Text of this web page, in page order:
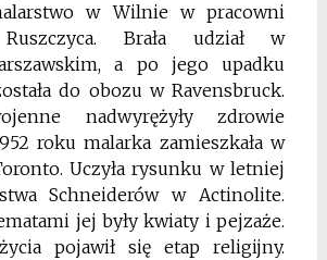
w Wilnie w pracowni
Ruszczyca. Brała udział w
a po jego upadku
do obozu w Ravensbruck.
nadwyrężyły zdrowie
roku malarka zamieszkała w
Uczyła rysunku w letniej
Schneiderów w Actinolite.
jej były kwiaty i pejzaże.
pojawił się etap religijny.